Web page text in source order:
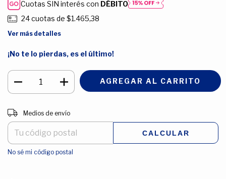
Cuotas SIN interés con DÉBITO
24cuotas de $1.465,38
Ver más detalles
¡No te lo pierdas, es el último!
Entregas para el CP:
Medios de envío
CALCULAR
No sé mi código postal